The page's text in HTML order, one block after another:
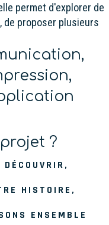
permet d'explorer de
de proposer plusieurs
?
HISTOIRE,
ENSEMBLE